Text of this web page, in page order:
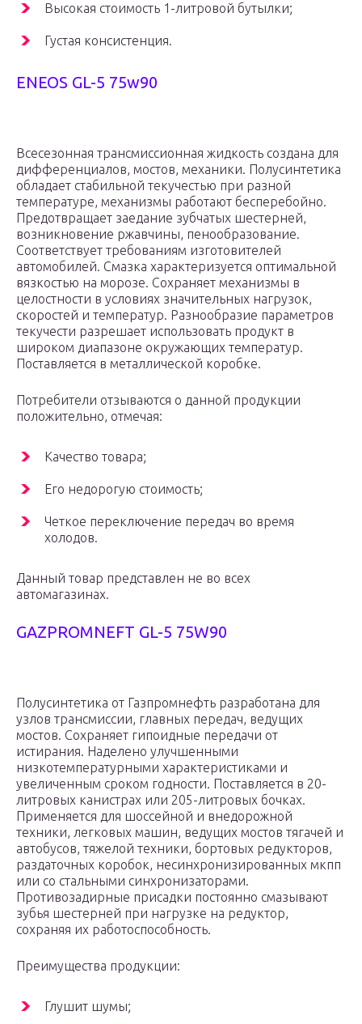
Высокая стоимость 1-литровой бутылки;
Густая консистенция.
ENEOS GL-5 75w90
Всесезонная трансмиссионная жидкость создана для
дифференциалов, мостов, механики. Полусинтетика
обладает стабильной текучестью при разной
температуре, механизмы работают бесперебойно.
Предотвращает заедание зубчатых шестерней,
возникновение ржавчины, пенообразование.
Соответствует требованиям изготовителей
автомобилей. Смазка характеризуется оптимальной
вязкостью на морозе. Сохраняет механизмы в
целостности в условиях значительных нагрузок,
скоростей и температур. Разнообразие параметров
текучести разрешает использовать продукт в
широком диапазоне окружающих температур.
Поставляется в металлической коробке.
Потребители отзываются о данной продукции
положительно, отмечая:
Качество товара;
Его недорогую стоимость;
Четкое переключение передач во время
холодов.
Данный товар представлен не во всех
автомагазинах.
GAZPROMNEFT GL-5 75W90
Полусинтетика от Газпромнефть разработана для
узлов трансмиссии, главных передач, ведущих
мостов. Сохраняет гипоидные передачи от
истирания. Наделено улучшенными
низкотемпературными характеристиками и
увеличенным сроком годности. Поставляется в 20-
литровых канистрах или 205-литровых бочках.
Применяется для шоссейной и внедорожной
техники, легковых машин, ведущих мостов тягачей и
автобусов, тяжелой техники, бортовых редукторов,
раздаточных коробок, несинхронизированных мкпп
или со стальными синхронизаторами.
Противозадирные присадки постоянно смазывают
зубья шестерней при нагрузке на редуктор,
сохраняя их работоспособность.
Преимущества продукции:
Глушит шумы;